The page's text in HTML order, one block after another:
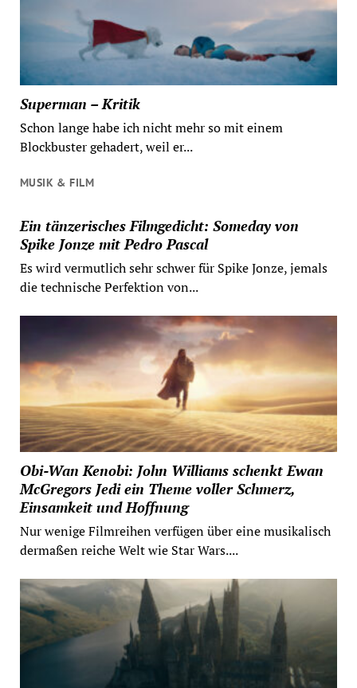
Superman – Kritik
Schon lange habe ich nicht mehr so mit einem
Blockbuster gehadert, weil er...
MUSIK & FILM
Ein tänzerisches Filmgedicht: Someday von
Spike Jonze mit Pedro Pascal
Es wird vermutlich sehr schwer für Spike Jonze, jemals
die technische Perfektion von...
Obi-Wan Kenobi: John Williams schenkt Ewan
McGregors Jedi ein Theme voller Schmerz,
Einsamkeit und Hoffnung
Nur wenige Filmreihen verfügen über eine musikalisch
dermaßen reiche Welt wie Star Wars....